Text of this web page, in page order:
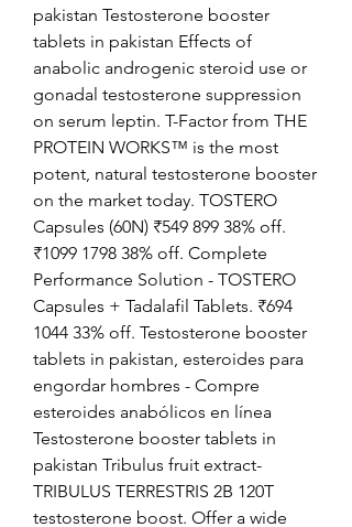
pakistan Testosterone booster
tablets in pakistan Effects of
anabolic androgenic steroid use or
gonadal testosterone suppression
on serum leptin. T-Factor from THE
PROTEIN WORKS™ is the most
potent, natural testosterone booster
on the market today. TOSTERO
Capsules (60N) ₹549 899 38% off.
₹1099 1798 38% off. Complete
Performance Solution - TOSTERO
Capsules + Tadalafil Tablets. ₹694
1044 33% off. Testosterone booster
tablets in pakistan, esteroides para
engordar hombres - Compre
esteroides anabólicos en línea
Testosterone booster tablets in
pakistan Tribulus fruit extract-
TRIBULUS TERRESTRIS 2B 120T
testosterone boost. Offer a wide